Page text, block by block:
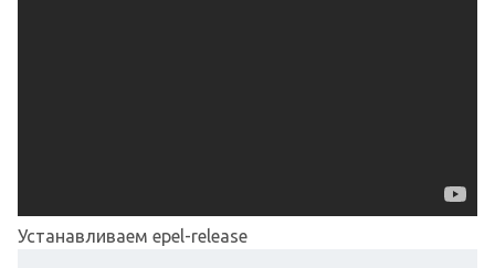
Устанавливаем epel-release